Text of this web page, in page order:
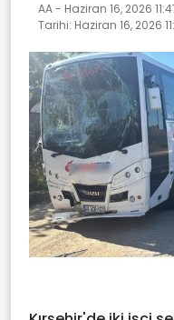
AA - Haziran 16, 2026
Tarihi: Haziran 16, 2026